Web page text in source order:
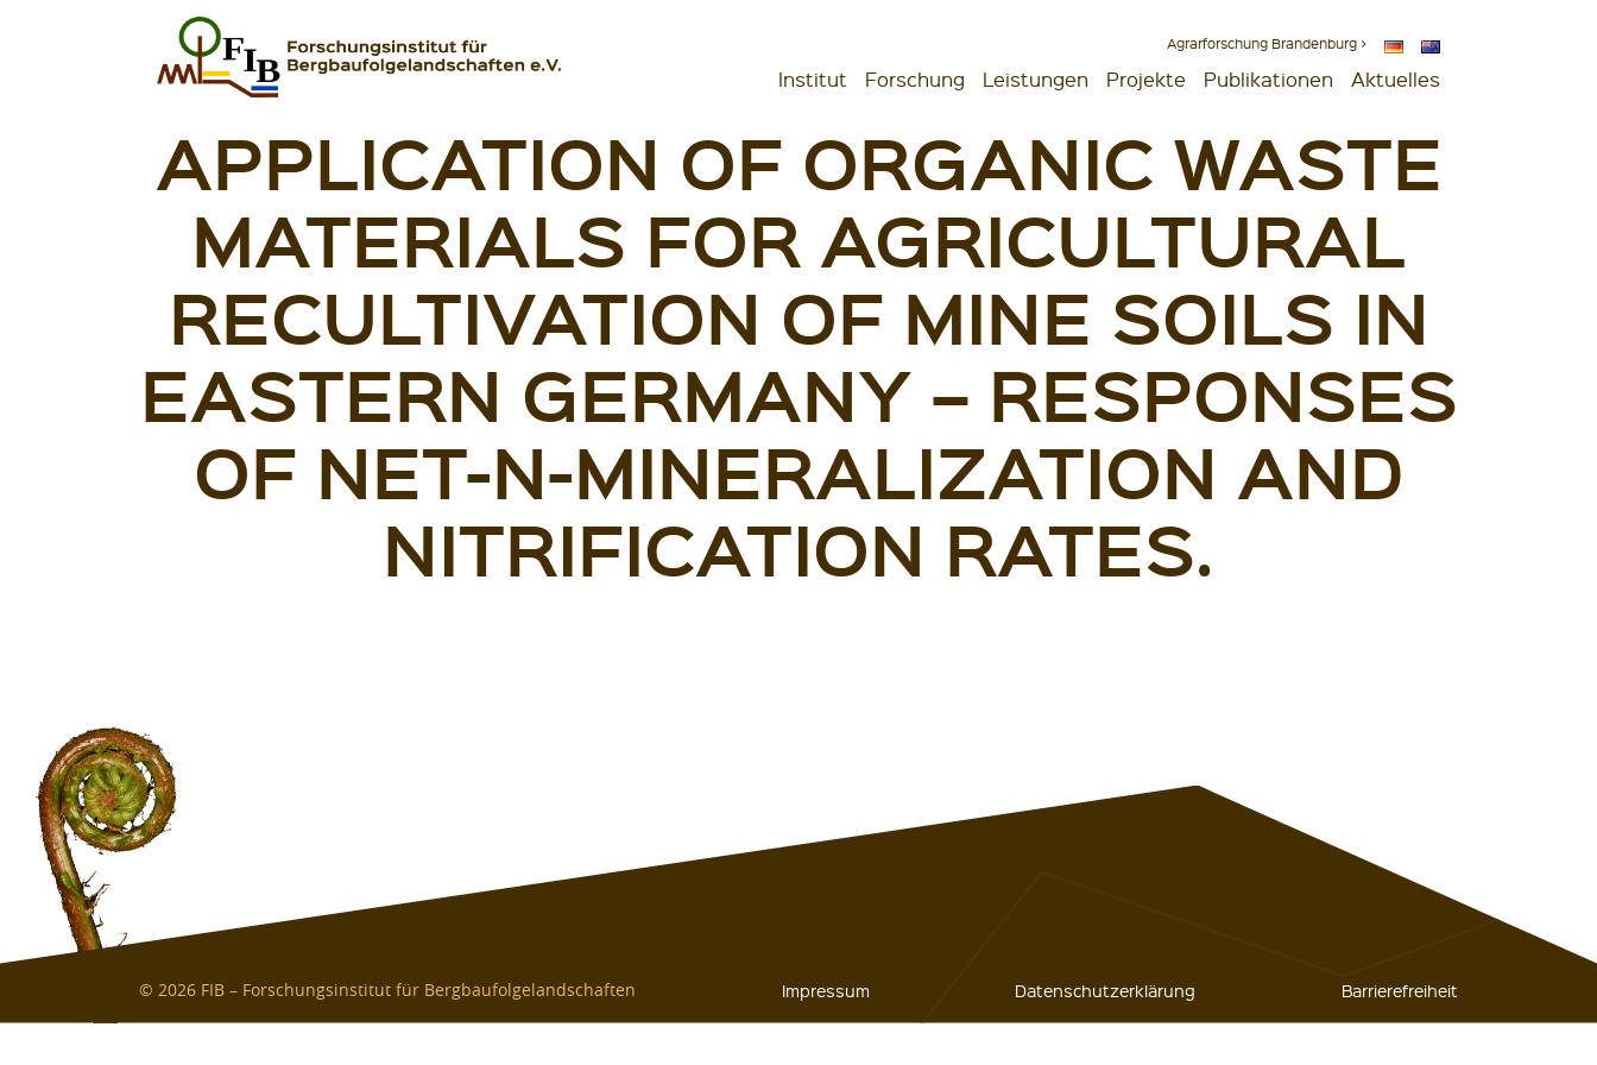
Institut Forschung Leistungen Projekte Publikationen Aktuelles
Agrarforschung Brandenburg >
APPLICATION OF ORGANIC WASTE
MATERIALS FOR AGRICULTURAL
RECULTIVATION OF MINE SOILS IN
EASTERN GERMANY – RESPONSES
OF NET-N-MINERALIZATION AND
NITRIFICATION RATES.
© 2026 FIB – Forschungsinstitut für Bergbaufolgelandschaften Impressum Datenschutzerklärung Barrierefreiheit